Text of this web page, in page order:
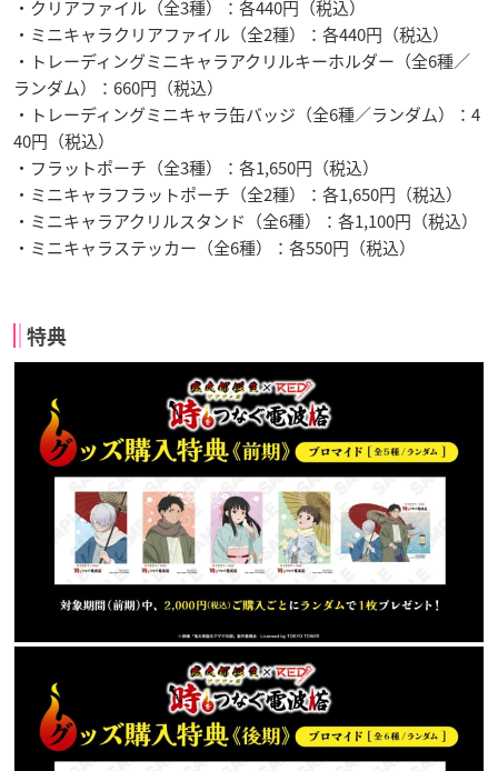
・クリアファイル（全3種）：各440円（税込）
・ミニキャラクリアファイル（全2種）：各440円（税込）
・トレーディングミニキャラアクリルキーホルダー（全6種／
ランダム）：660円（税込）
・トレーディングミニキャラ缶バッジ（全6種／ランダム）：4
40円（税込）
・フラットポーチ（全3種）：各1,650円（税込）
・ミニキャラフラットポーチ（全2種）：各1,650円（税込）
・ミニキャラアクリルスタンド（全6種）：各1,100円（税込）
・ミニキャラステッカー（全6種）：各550円（税込）
特典